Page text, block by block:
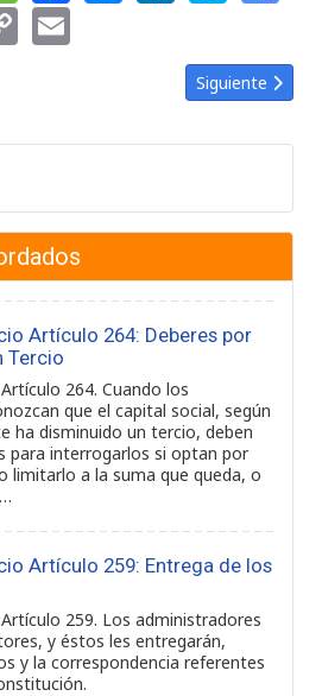
Copy
de Comercio Artículo 36: Prohibiciones
Artículo
Siguiente
Artículo 264: Deberes por
Tercio
264. Cuando los
que el capital social, según
ha disminuido un tercio, deben
para interrogarlos si optan por
limitarlo a la suma que queda, o
Artículo 259: Entrega de los
259. Los administradores
y éstos les entregarán,
y la correspondencia referentes